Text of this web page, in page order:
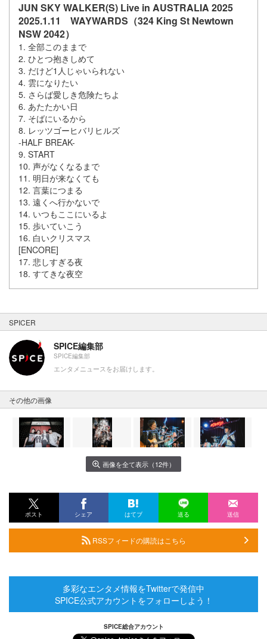
JUN SKY WALKER(S) Live in AUSTRALIA 2025
2025.1.11 WAYWARDS（324 King St Newtown
NSW 2042）
1. 全部このままで
2. ひとつ抱きしめて
3. だけど1人じゃいられない
4. 雲になりたい
5. さらば愛しき危険たちよ
6. あたたかい日
7. そばにいるから
8. レッツゴーヒバリヒルズ
-HALF BREAK-
9. START
10. 声がなくなるまで
11. 明日が来なくても
12. 言葉につまる
13. 遠くへ行かないで
14. いつもここにいるよ
15. 歩いていこう
16. 白いクリスマス
[ENCORE]
17. 悲しすぎる夜
18. すてきな夜空
SPICER
SPICE編集部
SPICE編集部
エンタメニュースをお届けします。
その他の画像
画像を全て表示（12件）
ポスト シェア はてブ 送る 送信
RSSフィードの購読はこちら
多彩なエンタメ情報をTwitterで発信中
SPICE公式アカウントをフォローしよう！
SPICE総合アカウント